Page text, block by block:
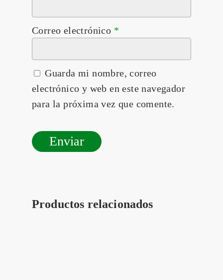
Correo electrónico *
Guarda mi nombre, correo
electrónico y web en este navegador
para la próxima vez que comente.
Productos relacionados